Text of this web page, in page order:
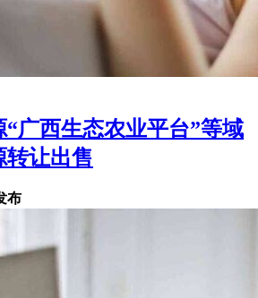
广西生态农业平台”等域
转让出售
布